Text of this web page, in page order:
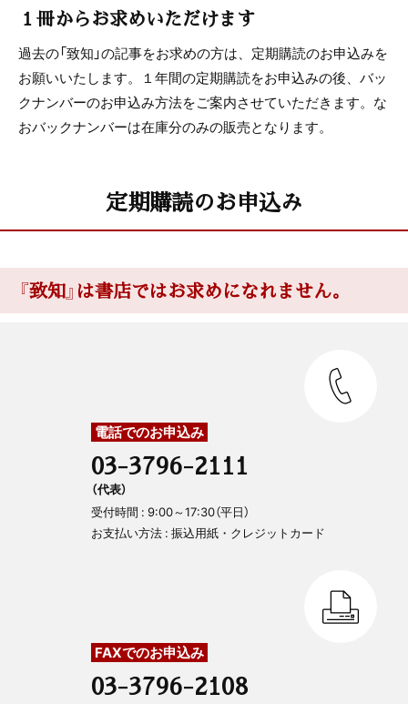
１冊からお求めいただけます
過去の「致知」の記事をお求めの方は、定期購読のお申込みを
お願いいたします。１年間の定期購読をお申込みの後、バッ
クナンバーのお申込み方法をご案内させていただきます。な
おバックナンバーは在庫分のみの販売となります。
定期購読のお申込み
『致知』は書店ではお求めになれません。
電話でのお申込み
03-3796-2111
（代表）
受付時間 : 9:00～17:30（平日）
お支払い方法 : 振込用紙・クレジットカード
FAXでのお申込み
03-3796-2108